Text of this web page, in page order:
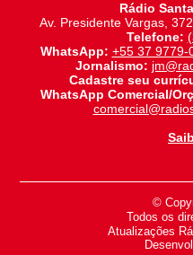
Rádio
Av. Presidente Vargas,
Telefone:
WhatsApp: +55 37 9779-
Jornalismo:
Cadastre seu
WhatsApp Comercial/
©
Todos os
Atualizações